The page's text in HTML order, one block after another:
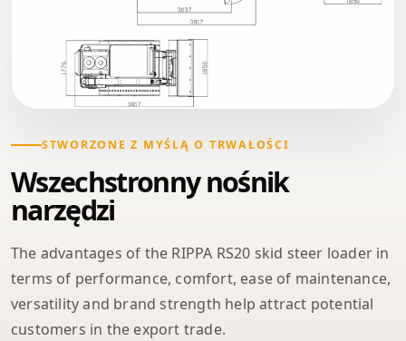
STWORZONE Z MYŚLĄ O TRWAŁOŚCI
Wszechstronny nośnik
narzędzi
The advantages of the RIPPA RS20 skid steer loader in
terms of performance, comfort, ease of maintenance,
versatility and brand strength help attract potential
customers in the export trade.